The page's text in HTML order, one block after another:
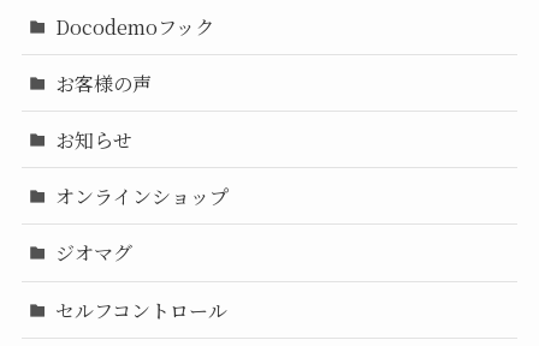
Docodemoフック
お客様の声
お知らせ
オンラインショップ
ジオマグ
セルフコントロール